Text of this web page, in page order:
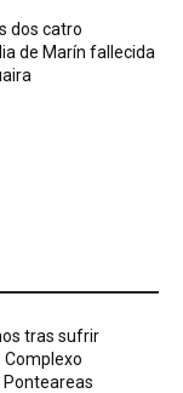
dos catro
de Marín fallecida
tras sufrir
Complexo
Ponteareas